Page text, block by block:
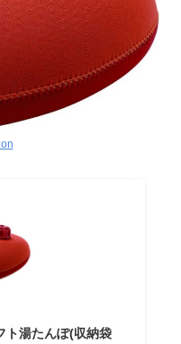
ト湯たんぽ(収納袋